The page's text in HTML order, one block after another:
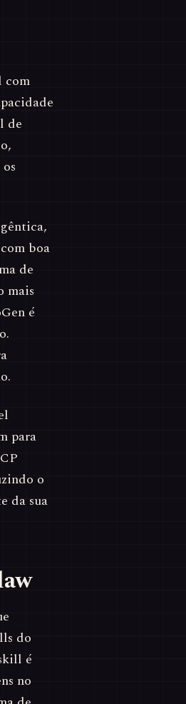
com
de
boa
de
mais
é
para
o
da sua
do
é
no